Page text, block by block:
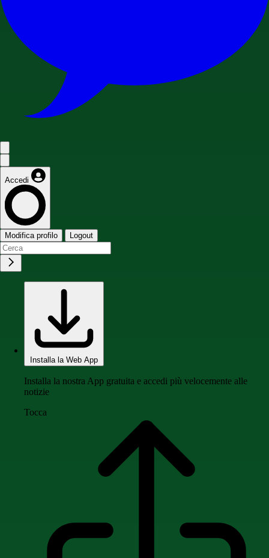
Accedi
Modifica profilo Logout
Installa la Web App
Installa la nostra App gratuita e accedi più velocemente alle
notizie
Tocca